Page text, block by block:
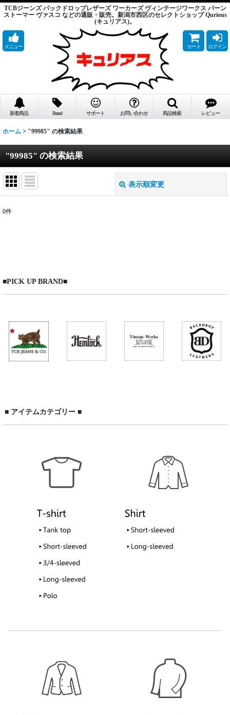
TCBジーンズ バックドロップレザーズ ワーカーズ ヴィンテージワークス バーン
ストーマー ヴァスコ などの通販・販売。新潟市西区のセレクトショップ Qurious
(キュリアス)。
メニュー カート ログイン
新着商品 Brand サポート お問い合わせ 商品検索 レビュー
ホーム > "99985" の検索結果
"99985" の検索結果
表示順変更
商品検索
0件
■PICK UP BRAND■
■ アイテムカテゴリー ■